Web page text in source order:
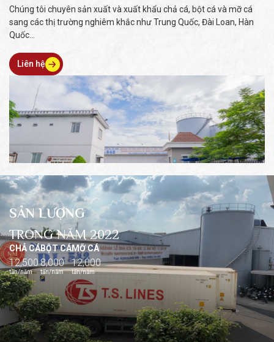
Chúng tôi chuyên sản xuất và xuất khẩu chả cá, bột cá và mỡ cá
sang các thị trường nghiêm khắc như Trung Quốc, Đài Loan, Hàn
Quốc...
Liên hệ
SẢN LƯỢNG
TRONG NĂM 2022
CHẢ CÁ
12,500
tấn/năm
BỘT CÁ
8,000
tấn/năm
MỠ CÁ
12,000
tấn/năm